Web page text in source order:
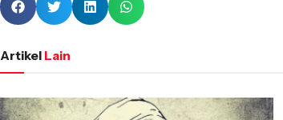
Artikel Lain